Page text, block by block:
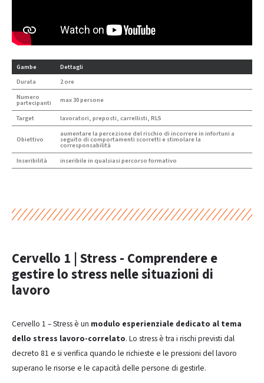
Gambe
Dettagli
Durata
2 ore
Numero
partecipanti max 30 persone
Target lavoratori, preposti, carrellisti, RLS
Obiettivo
aumentare la percezione del rischio di incorrere in infortuni a
seguito di comportamenti scorretti e stimolare la
corresponsabilità
Inseribilità
inseribile in qualsiasi percorso formativo
Cervello 1 | Stress - Comprendere e
gestire lo stress nelle situazioni di
lavoro
Cervello 1 – Stress è un modulo esperienziale dedicato al tema
dello stress lavoro-correlato. Lo stress è tra i rischi previsti dal
decreto 81 e si verifica quando le richieste e le pressioni del lavoro
superano le risorse e le capacità delle persone di gestirle.